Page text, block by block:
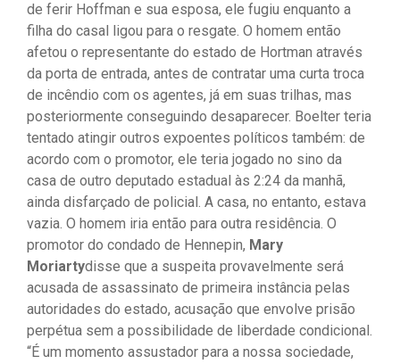
de ferir Hoffman e sua esposa, ele fugiu enquanto a
filha do casal ligou para o resgate. O homem então
afetou o representante do estado de Hortman através
da porta de entrada, antes de contratar uma curta troca
de incêndio com os agentes, já em suas trilhas, mas
posteriormente conseguindo desaparecer. Boelter teria
tentado atingir outros expoentes políticos também: de
acordo com o promotor, ele teria jogado no sino da
casa de outro deputado estadual às 2:24 da manhã,
ainda disfarçado de policial. A casa, no entanto, estava
vazia. O homem iria então para outra residência. O
promotor do condado de Hennepin, Mary
Moriartydisse que a suspeita provavelmente será
acusada de assassinato de primeira instância pelas
autoridades do estado, acusação que envolve prisão
perpétua sem a possibilidade de liberdade condicional.
“É um momento assustador para a nossa sociedade,